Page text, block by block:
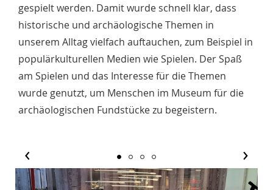
gespielt werden. Damit wurde schnell klar, dass
historische und archäologische Themen in
unserem Alltag vielfach auftauchen, zum Beispiel in
populärkulturellen Medien wie Spielen. Der Spaß
am Spielen und das Interesse für die Themen
wurde genutzt, um Menschen im Museum für die
archäologischen Fundstücke zu begeistern.
‹ ›